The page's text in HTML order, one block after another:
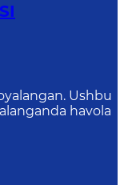
Ushbu
havola